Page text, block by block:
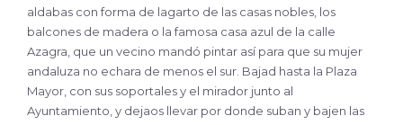
aldabas con forma de lagarto de las casas nobles, los
balcones de madera o la famosa casa azul de la calle
Azagra, que un vecino mandó pintar así para que su mujer
andaluza no echara de menos el sur. Bajad hasta la Plaza
Mayor, con sus soportales y el mirador junto al
Ayuntamiento, y dejaos llevar por donde suban y bajen las